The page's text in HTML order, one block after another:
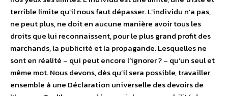
terrible limite qu’il nous faut dépasser. L’individu n’a pas,
ne peut plus, ne doit en aucune manière avoir tous les
droits que lui reconnaissent, pour le plus grand profit des
marchands, la publicité et la propagande. Lesquelles ne
sont en réalité – qui peut encore l’ignorer ? – qu’un seul et
même mot. Nous devons, dès qu’il sera possible, travailler
ensemble à une Déclaration universelle des devoirs de